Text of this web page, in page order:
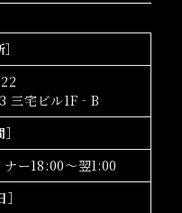
三宅ビル1F‐B
ー18:00～翌1:00